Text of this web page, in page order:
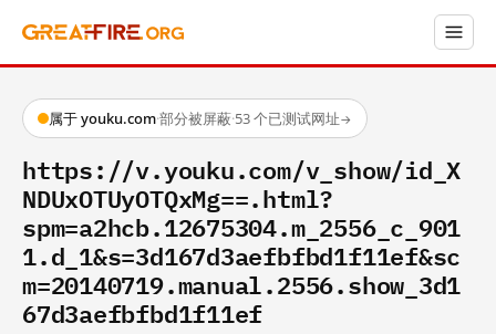
属于 youku.com·部分被屏蔽·53 个已测试网址→
https://v.youku.com/v_show/id_X
NDUxOTUyOTQxMg==.html?
spm=a2hcb.12675304.m_2556_c_901
1.d_1&s=3d167d3aefbfbd1f11ef&sc
m=20140719.manual.2556.show_3d1
67d3aefbfbd1f11ef